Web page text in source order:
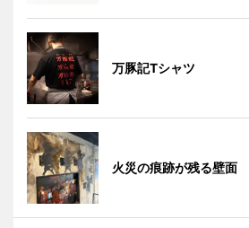
万豚記Tシャツ
火災の痕跡が残る壁面